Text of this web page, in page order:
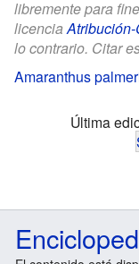
libremente para
licencia
lo contrario. Citar
Amaranthus
Última